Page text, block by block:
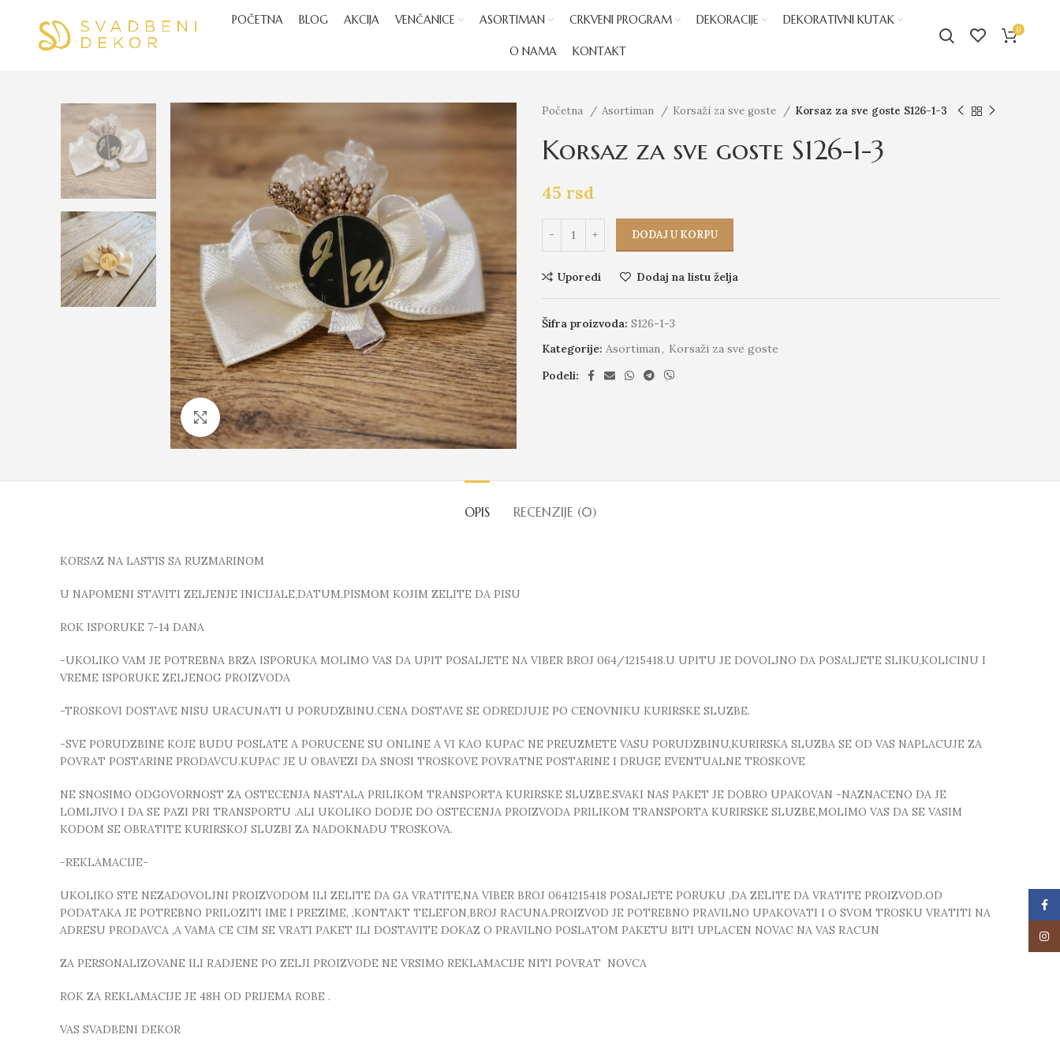
POČETNA BLOG AKCIJA VENČANICE ASORTIMAN CRKVENI PROGRAM DEKORACIJE DEKORATIVNI KUTAK
O NAMA KONTAKT
0
Click to enlarge
Početna Asortiman Korsaži za sve goste Korsaz za sve goste S126-1-3
Korsaz za sve goste S126-1-3
45 rsd
DODAJ U KORPU
Uporedi Dodaj na listu želja
Šifra proizvoda: S126-1-3
Kategorije: Asortiman, Korsaži za sve goste
Podeli:
OPIS RECENZIJE (0)
KORSAZ NA LASTIS SA RUZMARINOM
U NAPOMENI STAVITI ZELJENJE INICIJALE,DATUM,PISMOM KOJIM ZELITE DA PISU
ROK ISPORUKE 7-14 DANA
-UKOLIKO VAM JE POTREBNA BRZA ISPORUKA MOLIMO VAS DA UPIT POSALJETE NA VIBER BROJ 064/1215418.U UPITU JE DOVOLJNO DA POSALJETE SLIKU,KOLICINU I
VREME ISPORUKE ZELJENOG PROIZVODA
-TROSKOVI DOSTAVE NISU URACUNATI U PORUDZBINU.CENA DOSTAVE SE ODREDJUJE PO CENOVNIKU KURIRSKE SLUZBE.
-SVE PORUDZBINE KOJE BUDU POSLATE A PORUCENE SU ONLINE A VI KAO KUPAC NE PREUZMETE VASU PORUDZBINU,KURIRSKA SLUZBA SE OD VAS NAPLACUJE ZA
POVRAT POSTARINE PRODAVCU.KUPAC JE U OBAVEZI DA SNOSI TROSKOVE POVRATNE POSTARINE I DRUGE EVENTUALNE TROSKOVE
NE SNOSIMO ODGOVORNOST ZA OSTECENJA NASTALA PRILIKOM TRANSPORTA KURIRSKE SLUZBE.SVAKI NAS PAKET JE DOBRO UPAKOVAN -NAZNACENO DA JE
LOMLJIVO I DA SE PAZI PRI TRANSPORTU .ALI UKOLIKO DODJE DO OSTECENJA PROIZVODA PRILIKOM TRANSPORTA KURIRSKE SLUZBE,MOLIMO VAS DA SE VASIM
KODOM SE OBRATITE KURIRSKOJ SLUZBI ZA NADOKNADU TROSKOVA.
-REKLAMACIJE-
UKOLIKO STE NEZADOVOLJNI PROIZVODOM ILI ZELITE DA GA VRATITE,NA VIBER BROJ 0641215418 POSALJETE PORUKU ,DA ZELITE DA VRATITE PROIZVOD.OD
PODATAKA JE POTREBNO PRILOZITI IME I PREZIME, ,KONTAKT TELEFON,BROJ RACUNA.PROIZVOD JE POTREBNO PRAVILNO UPAKOVATI I O SVOM TROSKU VRATITI NA
ADRESU PRODAVCA ,A VAMA CE CIM SE VRATI PAKET ILI DOSTAVITE DOKAZ O PRAVILNO POSLATOM PAKETU BITI UPLACEN NOVAC NA VAS RACUN
ZA PERSONALIZOVANE ILI RADJENE PO ZELJI PROIZVODE NE VRSIMO REKLAMACIJE NITI POVRAT NOVCA
ROK ZA REKLAMACIJE JE 48H OD PRIJEMA ROBE .
VAS SVADBENI DEKOR